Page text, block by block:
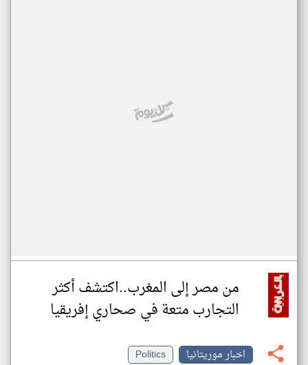
من مصر إلى المغرب..اكتشف أكثر
التجارب متعة في صحاري إفريقيا
اخبار موريتانيا
Politics